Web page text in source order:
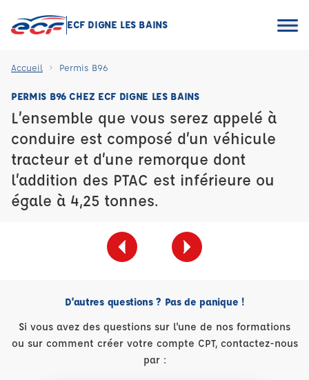
ECF DIGNE LES BAINS
Accueil Permis B96
PERMIS B96 CHEZ ECF DIGNE LES BAINS
L’ensemble que vous serez appelé à
conduire est composé d’un véhicule
tracteur et d’une remorque dont
l’addition des PTAC est inférieure ou
égale à 4,25 tonnes.
D'autres questions ? Pas de panique !
Si vous avez des questions sur l'une de nos formations
ou sur comment créer votre compte CPT, contactez-nous
par :